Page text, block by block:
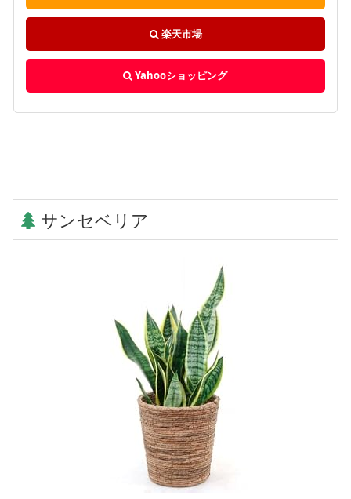
楽天市場
Yahooショッピング
サンセベリア